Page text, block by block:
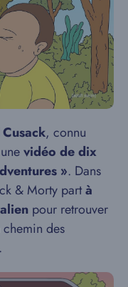
, connu
vidéo de dix
». Dans
& Morty partà
pour retrouver
des